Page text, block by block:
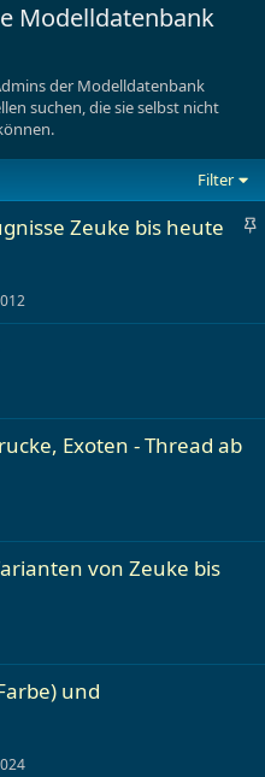
Modelldatenbank
der Modelldatenbank
suchen, die sie selbst nicht
Filter
A
Zeuke bis heute
Exoten - Thread ab
von Zeuke bis
und